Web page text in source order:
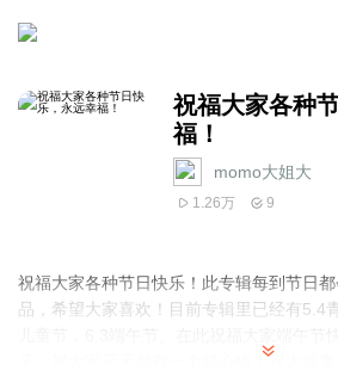
祝福大家各种
福！
momo大姐大
1.26万 9
祝福大家各种节日快乐！此专辑每到节日
品，希望大家喜欢！目前专辑里已经有5.4
子，祝大家天天都有一个好心情！祝大家